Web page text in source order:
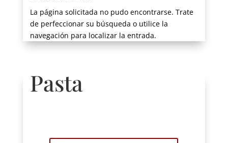
La página solicitada no pudo encontrarse. Trate
de perfeccionar su búsqueda o utilice la
navegación para localizar la entrada.
Pasta